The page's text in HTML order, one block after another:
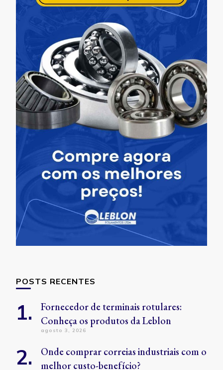
POSTS RECENTES
Fornecedor de terminais rotulares:
Conheça os produtos da Leblon
agosto 3, 2026
Onde comprar correias industriais com o
melhor custo-benefício?